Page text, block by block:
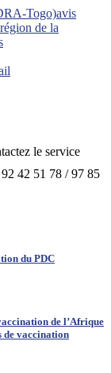
Togo)avis
de la
le service
42 51 78 / 97 85
du PDC
de l’Afrique
de vaccination